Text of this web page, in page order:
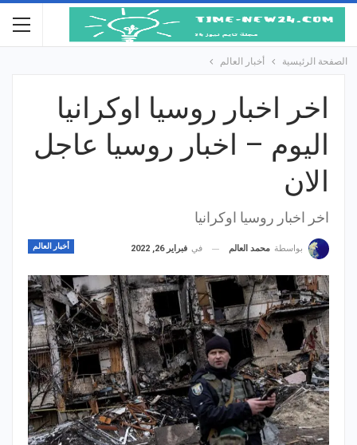
الصفحة الرئيسية أخبار العالم
اخر اخبار روسيا اوكرانيا
اليوم – اخبار روسيا عاجل
الان
اخر اخبار روسيا اوكرانيا
أخبار العالم بواسطة محمد العالم في فبراير 26, 2022